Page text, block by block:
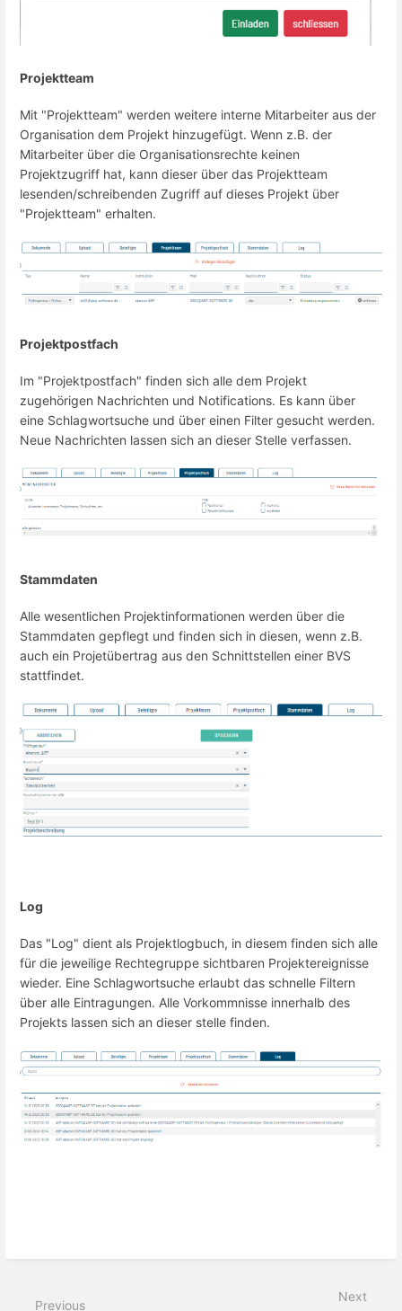
Projektteam
Mit "Projektteam" werden weitere interne Mitarbeiter aus der
Organisation dem Projekt hinzugefügt. Wenn z.B. der
Mitarbeiter über die Organisationsrechte keinen
Projektzugriff hat, kann dieser über das Projektteam
lesenden/schreibenden Zugriff auf dieses Projekt über
"Projektteam" erhalten.
Projektpostfach
Im "Projektpostfach" finden sich alle dem Projekt
zugehörigen Nachrichten und Notifications. Es kann über
eine Schlagwortsuche und über einen Filter gesucht werden.
Neue Nachrichten lassen sich an dieser Stelle verfassen.
Stammdaten
Alle wesentlichen Projektinformationen werden über die
Stammdaten gepflegt und finden sich in diesen, wenn z.B.
auch ein Projetübertrag aus den Schnittstellen einer BVS
stattfindet.
Log
Das "Log" dient als Projektlogbuch, in diesem finden sich alle
für die jeweilige Rechtegruppe sichtbaren Projektereignisse
wieder. Eine Schlagwortsuche erlaubt das schnelle Filtern
über alle Eintragungen. Alle Vorkommnisse innerhalb des
Projekts lassen sich an dieser stelle finden.
Previous
Next